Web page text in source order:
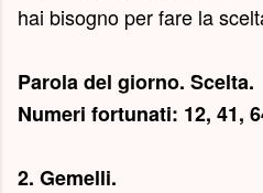
hai bisogno per fare la
Parola del giorno. Scelta.
Numeri fortunati: 12, 41,
2. Gemelli.